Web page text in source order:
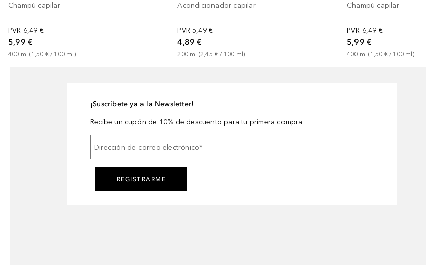
Champú capilar
PVR 6,49 €
5,99 €
400 ml (1,50 € / 100 ml )
Acondicionador capilar
PVR 5,49 €
4,89 €
200 ml (2,45 € / 100 ml)
Champú capilar
PVR 6,49 €
5,99 €
400 ml (1,50 € / 100 ml )
¡Suscríbete ya a la Newsletter!
Recibe un cupón de 10% de descuento para tu primera compra
Dirección de correo electrónico*
REGISTRARME